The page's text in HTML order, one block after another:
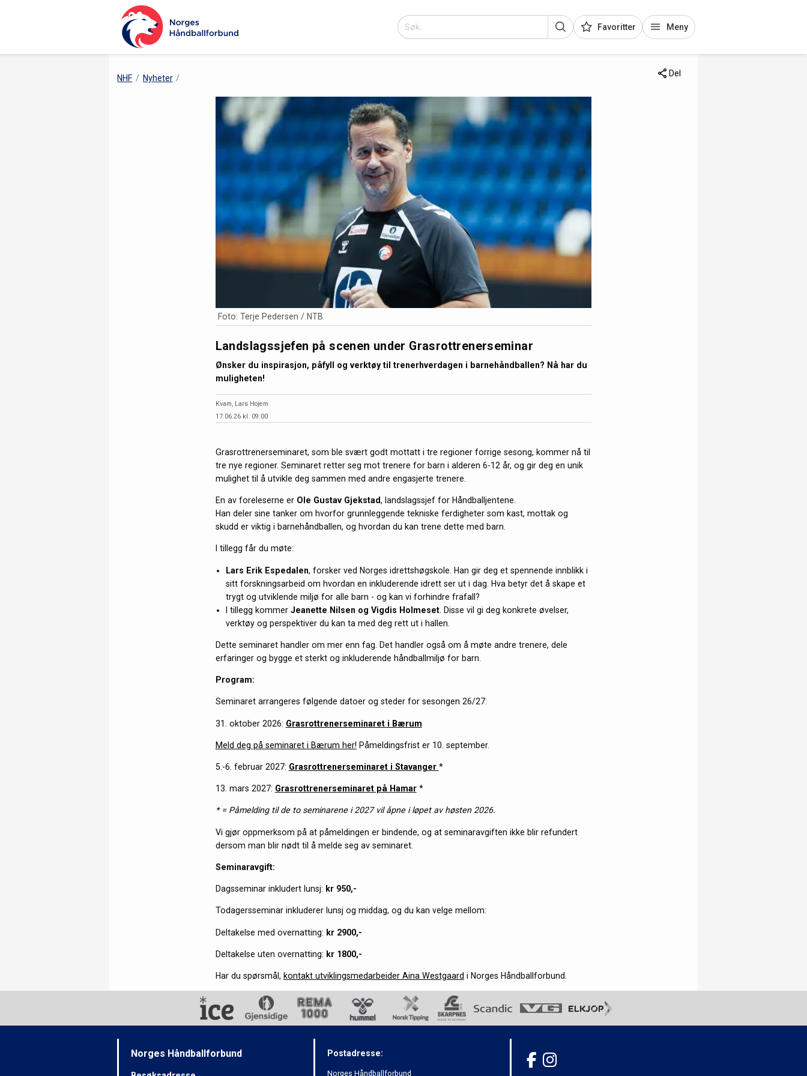
Favoritter Meny
NHF Nyheter Del
Foto: Terje Pedersen / NTB
Landslagssjefen på scenen under Grasrottrenerseminar
Ønsker du inspirasjon, påfyll og verktøy til trenerhverdagen i barnehåndballen? Nå har du
muligheten!
Kvam, Lars Hojem
17.06.26 kl. 09:00
Grasrottrenerseminaret, som ble svært godt mottatt i tre regioner forrige sesong, kommer nå til
tre nye regioner. Seminaret retter seg mot trenere for barn i alderen 6-12 år, og gir deg en unik
mulighet til å utvikle deg sammen med andre engasjerte trenere.
En av foreleserne er Ole Gustav Gjekstad, landslagssjef for Håndballjentene.
Han deler sine tanker om hvorfor grunnleggende tekniske ferdigheter som kast, mottak og
skudd er viktig i barnehåndballen, og hvordan du kan trene dette med barn.
I tillegg får du møte:
Lars Erik Espedalen, forsker ved Norges idrettshøgskole. Han gir deg et spennende innblikk i
sitt forskningsarbeid om hvordan en inkluderende idrett ser ut i dag. Hva betyr det å skape et
trygt og utviklende miljø for alle barn - og kan vi forhindre frafall?
I tillegg kommerJeanette Nilsen og Vigdis Holmeset . Disse vil gi deg konkrete øvelser,
verktøy og perspektiver du kan ta med deg rett ut i hallen.
Dette seminaret handler om mer enn fag. Det handler også om å møte andre trenere, dele
erfaringer og bygge et sterkt og inkluderende håndballmiljø for barn.
Program:
Seminaret arrangeres følgende datoer og steder for sesongen 26/27:
31. oktober 2026: Grasrottrenerseminaret i Bærum
Meld deg på seminaret i Bærum her! Påmeldingsfrist er 10. september.
5.-6. februar 2027: Grasrottrenerseminaret i Stavanger *
13. mars 2027: Grasrottrenerseminaret på Hamar*
* = Påmelding til de to seminarene i 2027 vil åpne i løpet av høsten 2026.
Vi gjør oppmerksom på at påmeldingen er bindende, og at seminaravgiften ikke blir refundert
dersom man blir nødt til å melde seg av seminaret.
Seminaravgift:
Dagsseminar inkludert lunsj: kr 950,-
Todagersseminar inkluderer lunsj og middag, og du kan velge mellom:
Deltakelse med overnatting: kr 2900,-
Deltakelse uten overnatting: kr 1800,-
Har du spørsmål, kontakt utviklingsmedarbeider Aina Westgaard i Norges Håndballforbund.
Norges Håndballforbund Postadresse:
Norges Håndballforbund